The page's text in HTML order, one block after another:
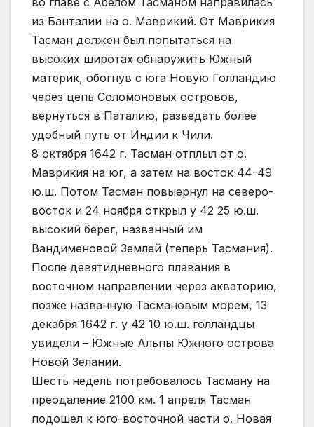
из Банталии на о. Маврикий. От Маврикия
Тасман должен был попытаться на
высоких широтах обнаружить Южный
материк, обогнув с юга Новую Голландию
через цепь Соломоновых островов,
вернуться в Паталию, разведать более
удобный путь от Индии к Чили.
8 октября 1642 г. Тасман отплыл от о.
Маврикия на юг, а затем на восток 44-49
ю.ш. Потом Тасман повыернул на северо-
восток и 24 ноября открыл у 42 25 ю.ш.
высокий берег, названный им
Вандименовой Землей (теперь Тасмания).
После девятидневного плавания в
восточном направлении через акваторию,
позже названную Тасмановым морем, 13
декабря 1642 г. у 42 10 ю.ш. голландцы
увидели – Южные Альпы Южного острова
Новой Зелании.
Шесть недель потребовалось Тасману на
преодаление 2100 км. 1 апреля Тасман
подошел к юго-восточной части о. Новая